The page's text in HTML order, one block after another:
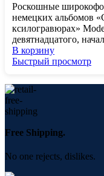
Роскошные
немецких альбомов
ксилогравюрах»
девятнадцатого,
В корзину
Быстрый просмотр
Free Shipping.
No one rejects, dislikes.